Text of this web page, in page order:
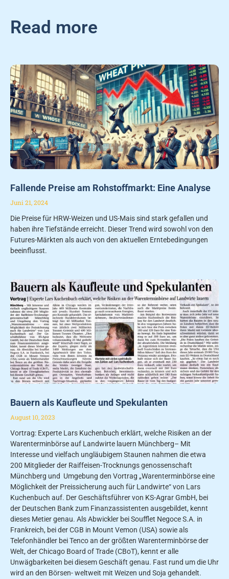
Read more
Fallende Preise am Rohstoffmarkt: Eine Analyse
Juni 21, 2024
Die Preise für HRW-Weizen und US-Mais sind stark gefallen und
haben ihre Tiefstände erreicht. Dieser Trend wird sowohl von den
Futures-Märkten als auch von den aktuellen Erntebedingungen
beeinflusst.
Bauern als Kaufleute und Spekulanten
August 10, 2023
Vortrag: Experte Lars Kuchenbuch erklärt, welche Risiken an der
Warenterminbörse auf Landwirte lauern Münchberg– Mit
Interesse und vielfach ungläubigem Staunen nahmen die etwa
200 Mitglie­der der Raiffeisen-Trocknungs­ genossenschaft
Münchberg und Umgebung den Vortrag „Warenterminbörse eine
Möglichkeit der Preissicherung auch für Landwirte“ von Lars
Kuchenbuch auf. Der Ge­schäftsführer von KS-Agrar GmbH, bei
der Deutschen Bank zum Finanzassistenten ausge­bildet, kennt
dieses Metier ge­nau. Als Abwickler bei Soufflet Negoce S.A. in
Frankreich, bei der CGB in Mount Vemon (USA) sowie als
Telefonhändler bei Tenco an der größten Wa­renterminbörse der
Welt, der Chicago Board of Trade (CBoT), kennt er alle
Unwägbarkeiten bei diesem Geschäft genau. Fast rund um die Uhr
wird an den Börsen- weltweit mit Weizen und Soja gehandelt.